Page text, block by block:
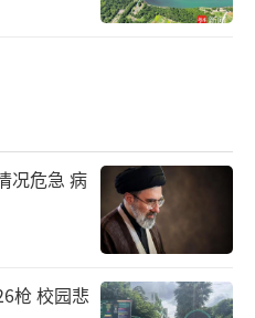
况危急 病
枪 校园悲